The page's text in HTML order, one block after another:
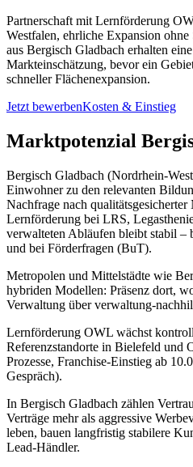
Partnerschaft mit Lernförderung
Westfalen, ehrliche Expansion ohne
aus Bergisch Gladbach erhalten
Markteinschätzung, bevor ein
schneller Flächenexpansion.
Jetzt bewerbenKosten & Einstieg
Marktpotenzial
Bergisch Gladbach (Nordrhein-
Einwohner zu den relevanten
Nachfrage nach
Lernförderung bei LRS,
verwalteten Abläufen bleibt stabil –
und bei Förderfragen (BuT).
Metropolen und Mittelstädte wie
hybriden Modellen: Präsenz dort,
Verwaltung über verwaltung-
Lernförderung OWL wächst
Referenzstandorte in Bielefeld und
Prozesse, Franchise-Einstieg ab
Gespräch).
In Bergisch Gladbach zählen
Verträge mehr als aggressive
leben, bauen langfristig stabilere
Lead-Händler.